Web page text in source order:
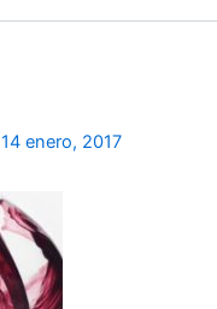
14 enero, 2017